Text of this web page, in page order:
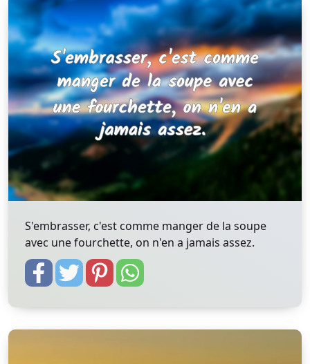
S'embrasser, c'est comme manger de la soupe
avec une fourchette, on n'en a jamais assez.